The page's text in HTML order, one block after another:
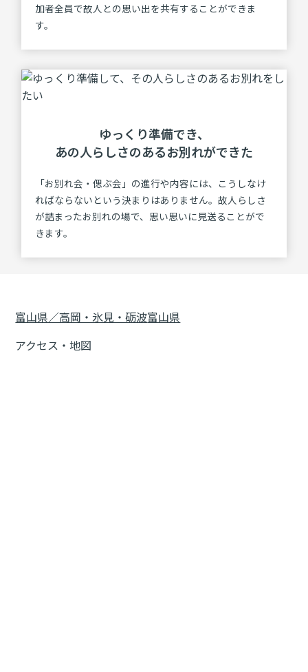
加者全員で故人との思い出を共有することができま
す。
ゆっくり準備でき、
あの⼈らしさのあるお別れができた
「お別れ会・偲ぶ会」の進行や内容には、こうしなけ
ればならないという決まりはありません。故人らしさ
が詰まったお別れの場で、思い思いに見送ることがで
きます。
富山県／高岡・氷見・砺波富山県
アクセス・地図